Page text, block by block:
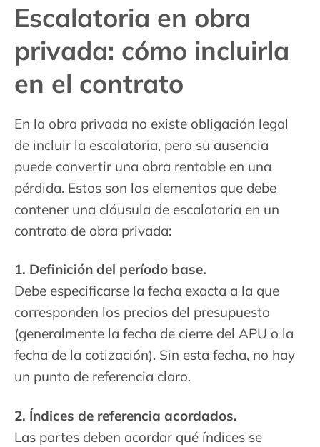
Escalatoria en obra
privada: cómo incluirla
en el contrato
En la obra privada no existe obligación legal
de incluir la escalatoria, pero su ausencia
puede convertir una obra rentable en una
pérdida. Estos son los elementos que debe
contener una cláusula de escalatoria en un
contrato de obra privada:
1. Definición del período base.
Debe especificarse la fecha exacta a la que
corresponden los precios del presupuesto
(generalmente la fecha de cierre del APU o la
fecha de la cotización). Sin esta fecha, no hay
un punto de referencia claro.
2. Índices de referencia acordados.
Las partes deben acordar qué índices se